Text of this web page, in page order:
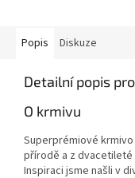
Popis Diskuze
Detailní popis
O krmivu
Superprémiové
přírodě a z dvacetileté
Inspiraci jsme našli v